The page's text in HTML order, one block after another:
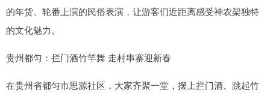
的年货、轮番上演的民俗表演，让游客们近距离感受神农架独特
的文化魅力。
贵州都匀：拦门酒竹竿舞 走村串寨迎新春
在贵州省都匀市思源社区，大家齐聚一堂，摆上拦门酒、跳起竹